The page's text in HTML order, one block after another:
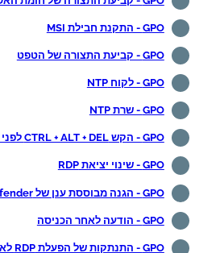
GPO - התקנת חבילת MSI
GPO - קביעת התצורה של הטפט
GPO - לקוח NTP
GPO - שרת NTP
GPO - הקש CTRL + ALT + DEL לפני הכניסה
GPO - שינוי יציאת RDP
GPO - הגנה מבוססת ענן של Windows Defender
GPO - הודעה לאחר הכניסה
GPO - התנתקות של הפעלת RDP לאחר חוסר פעילות